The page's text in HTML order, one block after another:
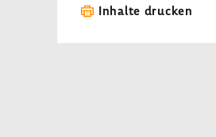
Inhalte drucken